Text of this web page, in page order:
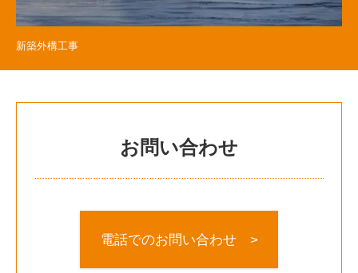
新築外構工事
お問い合わせ
電話でのお問い合わせ >